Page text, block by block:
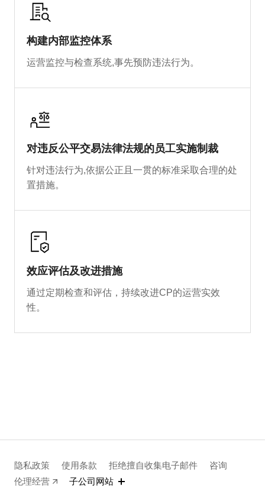
构建内部监控体系
运营监控与检查系统,事先预防违法行为。
对违反公平交易法律法规的员工实施制裁
针对违法行为,依据公正且一贯的标准采取合理的处
置措施。
效应评估及改进措施
通过定期检查和评估，持续改进CP的运营实效
性。
隐私政策 使用条款 拒绝擅自收集电子邮件
咨询
伦理经营
子公司网站